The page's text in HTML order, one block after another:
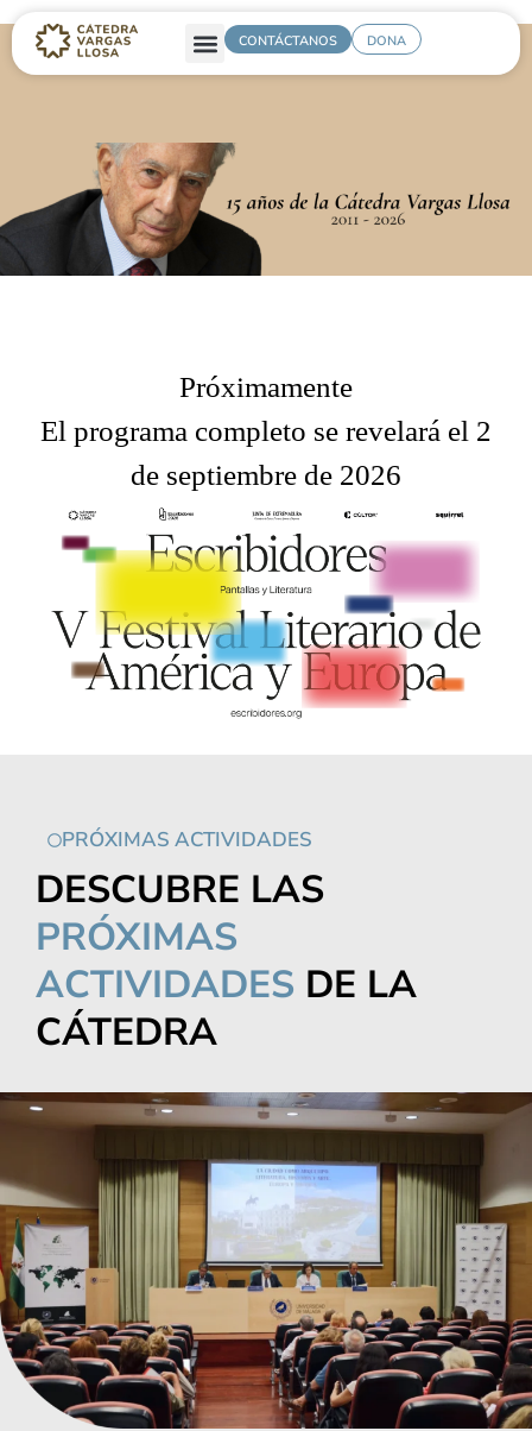
CONTÁCTANOS DONA
Próximamente
El programa completo se revelará el 2
de septiembre de 2026
PRÓXIMAS ACTIVIDADES
DESCUBRE LAS
PRÓXIMAS
ACTIVIDADES DE LA
CÁTEDRA